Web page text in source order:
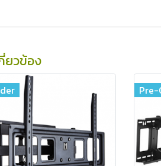
ยวข้อง